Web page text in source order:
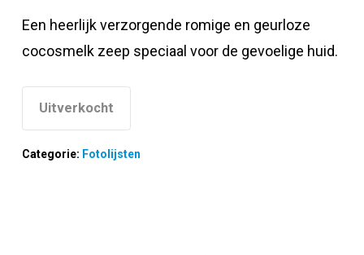
Een heerlijk verzorgende romige en geurloze
cocosmelk zeep speciaal voor de gevoelige huid.
Uitverkocht
Categorie: Fotolijsten